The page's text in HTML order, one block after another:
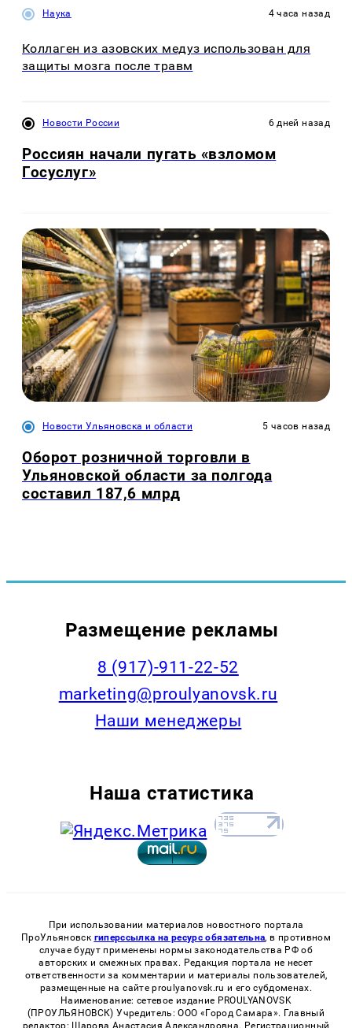
Наука 4 часа назад
Коллаген из азовских медуз использован для
защиты мозга после травм
Новости России 6 дней назад
Россиян начали пугать «взломом
Госуслуг»
Новости Ульяновска и области 5 часов назад
Оборот розничной торговли в
Ульяновской области за полгода
составил 187,6 млрд
Размещение рекламы
8 (917)-911-22-52
marketing@proulyanovsk.ru
Наши менеджеры
Наша статистика
При использовании материалов новостного портала
ПроУльяновск гиперссылка на ресурс обязательна, в противном
случае будут применены нормы законодательства РФ об
авторских и смежных правах. Редакция портала не несет
ответственности за комментарии и материалы пользователей,
размещенные на сайте proulyanovsk.ru и его субдоменах.
Наименование: сетевое издание PROULYANOVSK
(ПРОУЛЬЯНОВСК) Учредитель: ООО «Город Самара». Главный
редактор: Шарова Анастасия Александровна. Регистрационный